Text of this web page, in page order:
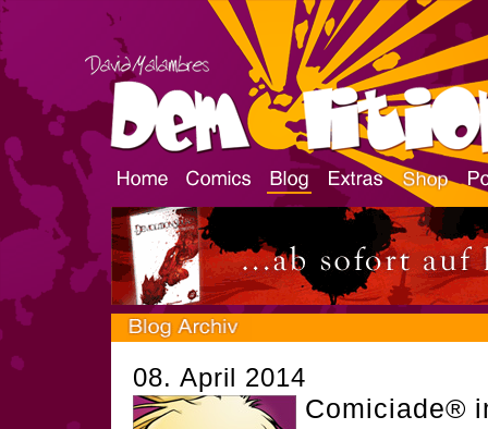
08. April 2014
Comiciade®